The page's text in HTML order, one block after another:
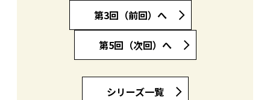
第3回（前回）へ
第5回（次回）へ
シリーズ一覧